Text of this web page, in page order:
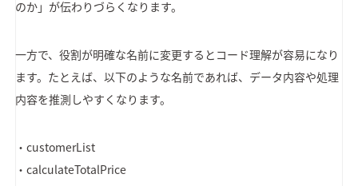
のか」が伝わりづらくなります。
一方で、役割が明確な名前に変更するとコード理解が容易になり
ます。たとえば、以下のような名前であれば、データ内容や処理
内容を推測しやすくなります。
・customerList
・calculateTotalPrice